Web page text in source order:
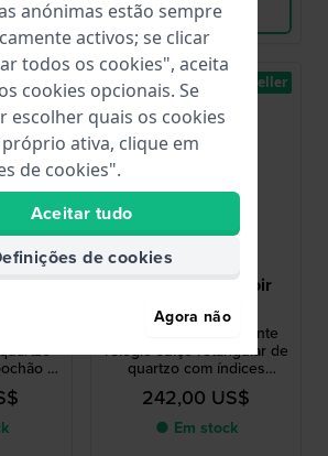
Ver produto
e
Novo
Jacques du Manoir
JWL05804
Emily III 23 mm Elegante
relógio suíço retangular de
quartzo com índices
romanos
242,00 US$
● Em stock
Best-seller
anónimas estão sempre
activos; se clicar
todos os cookies", aceita
cookies opcionais. Se
escolher quais os cookies
ativa, clique em
de cookies".
Aceitar tudo
de cookies
Agora não